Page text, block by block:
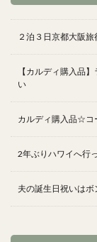
２泊３日京都大阪
【カルディ購入品
い
カルディ購入品☆コ
2年ぶりハワイへ
夫の誕生日祝いは